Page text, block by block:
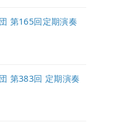
第165回定期演奏
第383回 定期演奏